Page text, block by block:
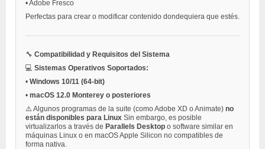
•Adobe Fresco
Perfectas para crear o modificar contenido dondequiera que estés.
🔧 Compatibilidad y Requisitos del Sistema
💻 Sistemas Operativos Soportados:
• Windows 10/11 (64-bit)
• macOS 12.0 Monterey o posteriores
⚠️ Algunos programas de la suite (como Adobe XD o Animate) no
están disponibles para Linux Sin embargo, es posible
virtualizarlos a través de Parallels Desktop o software similar en
máquinas Linux o en macOS Apple Silicon no compatibles de
forma nativa.